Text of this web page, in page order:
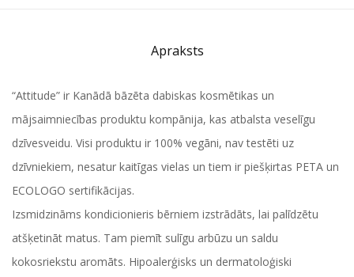
Apraksts
“Attitude” ir Kanādā bāzēta dabiskas kosmētikas un
mājsaimniecības produktu kompānija, kas atbalsta veselīgu
dzīvesveidu. Visi produktu ir 100% vegāni, nav testēti uz
dzīvniekiem, nesatur kaitīgas vielas un tiem ir piešķirtas PETA un
ECOLOGO sertifikācijas.
Izsmidzināms kondicionieris bērniem izstrādāts, lai palīdzētu
atšķetināt matus. Tam piemīt sulīgu arbūzu un saldu
kokosriekstu aromāts. Hipoalerģisks un dermatoloģiski